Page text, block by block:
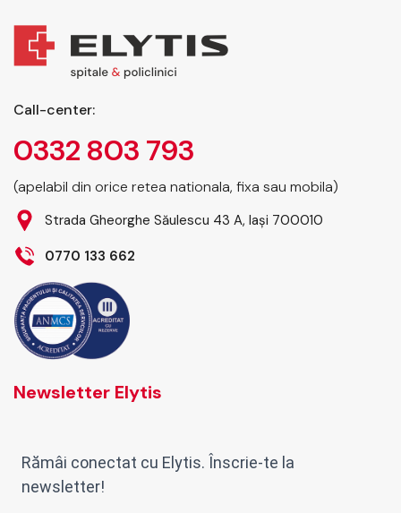
Call-center:
0332 803 793
(apelabil din orice retea nationala, fixa sau mobila)
Strada Gheorghe Săulescu 43 A, Iași 700010
0770 133 662
Newsletter Elytis
Rămâi conectat cu Elytis. Înscrie-te la
newsletter!